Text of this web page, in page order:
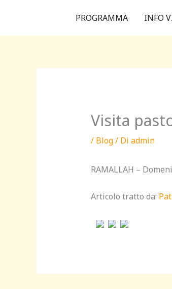
contenuto
PROGRAMMA INFO
Visita
/ Blog/ Di admin
RAMALLAH –
Articolo tratto da: